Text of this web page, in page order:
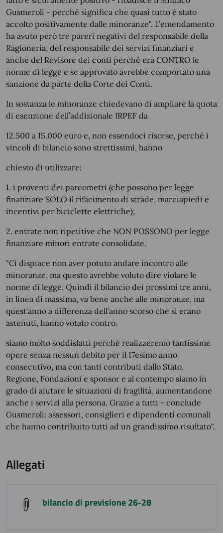
Gusmeroli - perché significa che quasi tutto è stato
accolto positivamente dalle minoranze". L’emendamento
ha avuto però tre pareri negativi del responsabile della
Ragioneria, del responsabile dei servizi finanziari e
anche del Revisore dei conti perché era CONTRO le
norme di legge e se approvato avrebbe comportato una
sanzione da parte della Corte dei Conti.
In sostanza le minoranze chiedevano di ampliare la quota
di esenzione dell’addizionale IRPEF da
12.500 a 15.000 euro e, non essendoci risorse, perché i
vincoli di bilancio sono strettissimi, hanno
chiesto di utilizzare:
1. i proventi dei parcometri (che possono per legge
finanziare SOLO il rifacimento di strade, marciapiedi e
incentivi per biciclette elettriche);
2. entrate non ripetitive che NON POSSONO per legge
finanziare minori entrate consolidate.
"Ci dispiace non aver potuto andare incontro alle
minoranze, ma questo avrebbe voluto dire violare le
norme di legge. Quindi il bilancio dei prossimi tre anni,
in linea di massima, va bene anche alle minoranze, ma
quest’anno a differenza dell’anno scorso che si erano
astenuti, hanno votato contro.
siamo molto soddisfatti perché realizzeremo tantissime
opere senza nessun debito per il 17esimo anno
consecutivo, ma con tanti contributi dallo Stato,
Regione, Fondazioni e sponsor e al contempo siamo in
grado di aiutare le situazioni di fragilità, aumentandone
anche i servizi alla persona. Grazie a tutti - conclude
Gusmeroli: assessori, consiglieri e dipendenti comunali
che hanno contribuito tutti ad un grandissimo risultato".
Allegati
bilancio di previsione 26-28